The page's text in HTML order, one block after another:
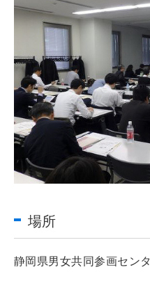
場所
静岡県男女共同参画セン